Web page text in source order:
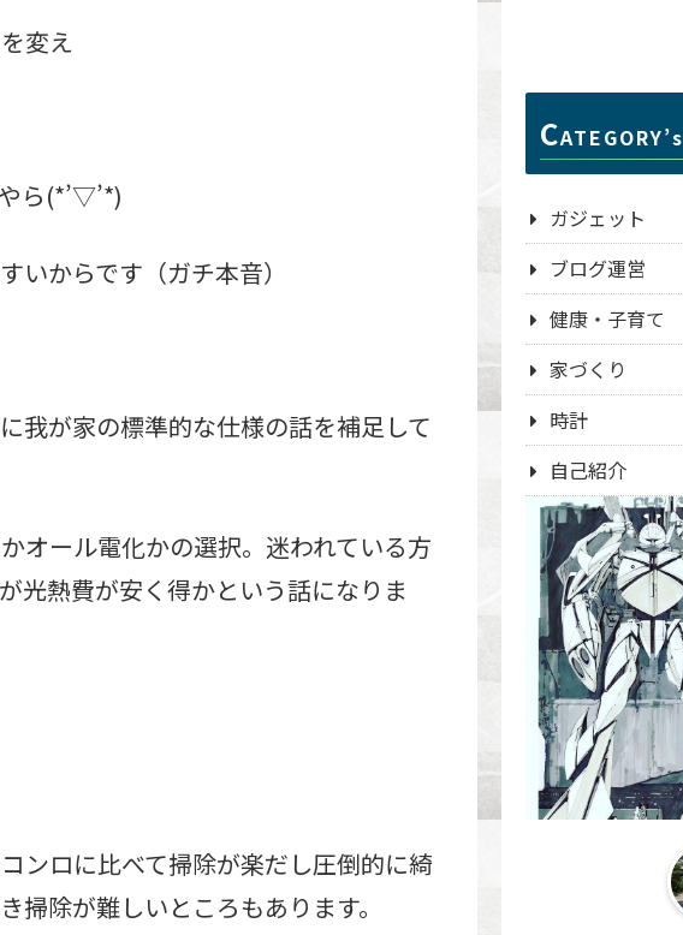
変え
ら(*’▽’*)
いからです（ガチ本音）
我が家の標準的な仕様の話を補足して
オール電化かの選択。迷われている方
光熱費が安く得かという話になりま
ンロに比べて掃除が楽だし圧倒的に綺
掃除が難しいところもあります。
CATEGORY’s
ガジェット
ブログ運営
健康・子育て
家づくり
時計
自己紹介